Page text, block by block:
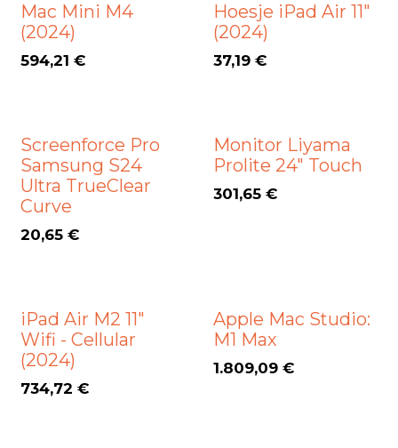
Mac Mini M4
(2024)
594,21 €
Hoesje iPad Air 11"
(2024)
37,19€
Screenforce Pro
Samsung S24
Ultra TrueClear
Curve
20,65 €
Monitor Liyama
Prolite 24" Touch
301,65€
iPad Air M2 11"
Wifi - Cellular
(2024)
734,72 €
Apple Mac Studio:
M1 Max
1.809,09€